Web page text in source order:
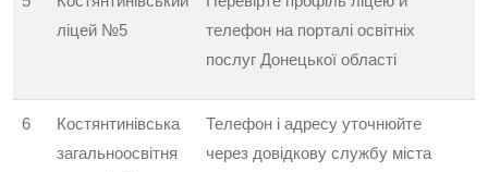
ліцей №5
телефон на порталі освітніх
послуг Донецької області
6
Костянтинівська
загальноосвітня
Телефон і адресу уточнюйте
через довідкову службу міста